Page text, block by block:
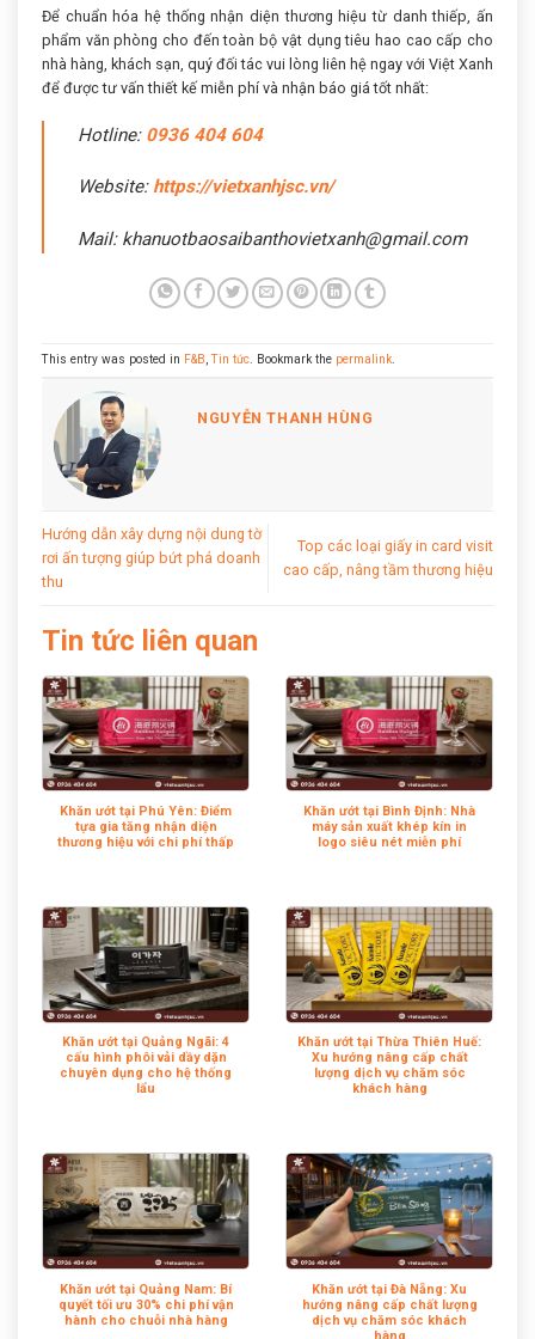
Để chuẩn hóa hệ thống nhận diện thương hiệu từ danh thiếp, ấn
phẩm văn phòng cho đến toàn bộ vật dụng tiêu hao cao cấp cho
nhà hàng, khách sạn, quý đối tác vui lòng liên hệ ngay với Việt Xanh
để được tư vấn thiết kế miễn phí và nhận báo giá tốt nhất:
Hotline: 0936 404 604
Website: https://vietxanhjsc.vn/
Mail: khanuotbaosaibanthovietxanh@gmail.com
This entry was posted in F&B,Tin tức. Bookmark the permalink.
NGUYỄN THANH HÙNG
Hướng dẫn xây dựng nội dung tờ
rơi ấn tượng giúp bứt phá doanh
thu
Top các loại giấy in card visit
cao cấp, nâng tầm thương hiệu
Tin tức liên quan
Khăn ướt tại Phú Yên: Điểm
tựa gia tăng nhận diện
thương hiệu với chi phí thấp
Khăn ướt tại Bình Định: Nhà
máy sản xuất khép kín in
logo siêu nét miễn phí
Khăn ướt tại Quảng Ngãi: 4
cấu hình phôi vải dầy dặn
chuyên dụng cho hệ thống
lẩu
Khăn ướt tại Thừa Thiên Huế:
Xu hướng nâng cấp chất
lượng dịch vụ chăm sóc
khách hàng
Khăn ướt tại Quảng Nam: Bí
quyết tối ưu 30% chi phí vận
hành cho chuỗi nhà hàng
Khăn ướt tại Đà Nẵng: Xu
hướng nâng cấp chất lượng
dịch vụ chăm sóc khách
hàng